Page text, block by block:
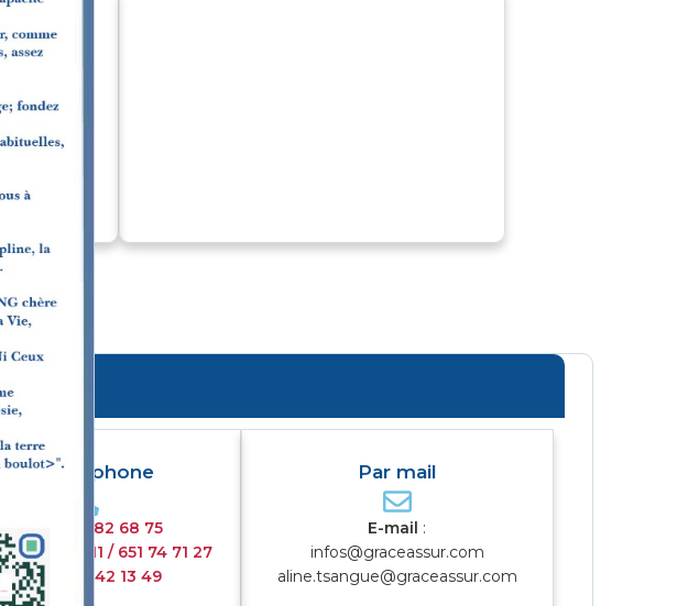
Par téléphone
(+237) 699 82 68 75
651 74 60 11 / 651 74 71 27
(+237) 233 42 13 49
Par mail
E-mail :
infos@graceassur.com
aline.tsangue@graceassur.com